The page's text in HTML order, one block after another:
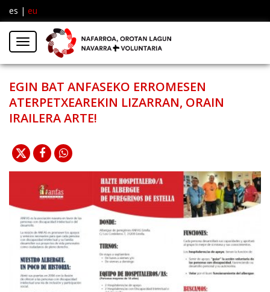
es | eu
Menú
EGIN BAT ANFASEKO ERROMESEN
ATERPETXEAREKIN LIZARRAN, ORAIN
IRAILERA ARTE!